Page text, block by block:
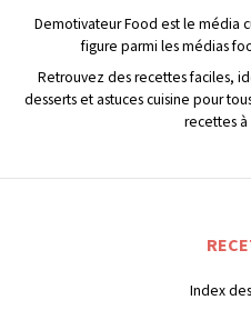
Demotivateur Food est le média
figure parmi les médias
Retrouvez des recettes faciles,
desserts et astuces cuisine pour
recettes à
Index